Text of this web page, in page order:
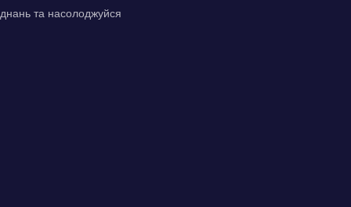
та насолоджуйся